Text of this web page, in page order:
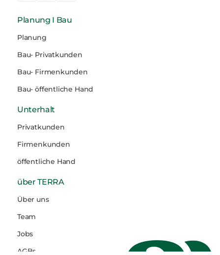
Planung I Bau
Planung
Bau- Privatkunden
Bau- Firmenkunden
Bau- öffentliche Hand
Unterhalt
Privatkunden
Firmenkunden
öffentliche Hand
über TERRA
Über uns
Team
Jobs
AGBs